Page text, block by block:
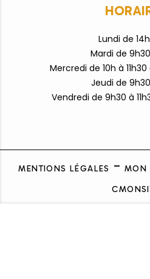
Lundi de
Mardi de 9h30
Mercredi de 10h à
Jeudi de 9h30
Vendredi de 9h30 à
MENTIONS LÉGALES MON